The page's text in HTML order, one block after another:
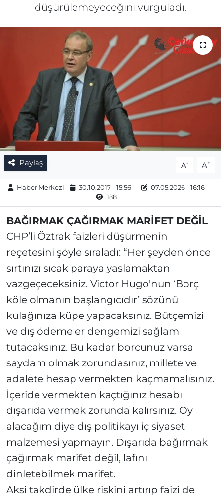
düşürülemeyeceğini vurguladı.
Paylaş A- A+
Haber Merkezi 30.10.2017 - 15:56
07.05.2026 - 16:16
188
BAĞIRMAK ÇAĞIRMAK MARİFET DEĞİL
CHP’li Öztrak faizleri düşürmenin
reçetesini şöyle sıraladı: “Her şeyden önce
sırtınızı sıcak paraya yaslamaktan
vazgeçeceksiniz. Victor Hugo'nun ‘Borç
köle olmanın başlangıcıdır’ sözünü
kulağınıza küpe yapacaksınız. Bütçemizi
ve dış ödemeler dengemizi sağlam
tutacaksınız. Bu kadar borcunuz varsa
saydam olmak zorundasınız, millete ve
adalete hesap vermekten kaçmamalısınız.
İçeride vermekten kaçtığınız hesabı
dışarıda vermek zorunda kalırsınız. Oy
alacağım diye dış politikayı iç siyaset
malzemesi yapmayın. Dışarıda bağırmak
çağırmak marifet değil, lafını
dinletebilmek marifet.
Aksi takdirde ülke riskini artırıp faizi de
Gizlilik Sözleşmesi
Topluluk Kuralları
Yayın İlkeleri